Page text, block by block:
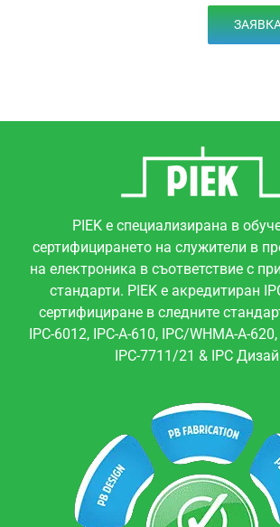
PIEK е специализирана в
сертифицирането на служители в
на електроника в съответствие с
стандарти. PIEK е акредитиран
сертифициране в следните
IPC-6012, IPC-A-610, IPC/WHMA-A-
IPC-7711/21 & IPC